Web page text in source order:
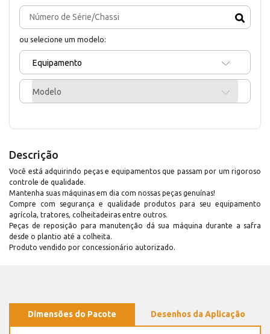
ou selecione um modelo:
Equipamento
Modelo
Descrição
Você está adquirindo peças e equipamentos que passam por um rigoroso
controle de qualidade.
Mantenha suas máquinas em dia com nossas peças genuínas!
Compre com segurança e qualidade produtos para seu equipamento
agrícola, tratores, colheitadeiras entre outros.
Peças de reposição para manutenção dá sua máquina durante a safra
desde o plantio até a colheita.
Produto vendido por concessionário autorizado.
Dimensões do Pacote Desenhos da Aplicação